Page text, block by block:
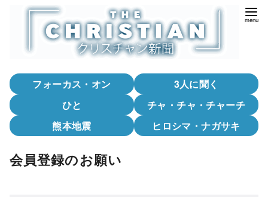
フォーカス・オン
3人に聞く
ひと
チャ・チャ・チャーチ
熊本地震
ヒロシマ・ナガサキ
会員登録のお願い